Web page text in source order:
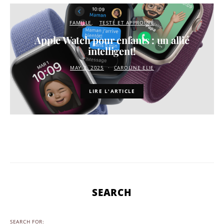
FAMILLE TESTÉ ET APPROUVÉ
Apple Watch pour enfants : un allié
intelligent!
MAY 2, 2025 CAROLINE ELIE
LIRE L'ARTICLE
SEARCH
SEARCH FOR: